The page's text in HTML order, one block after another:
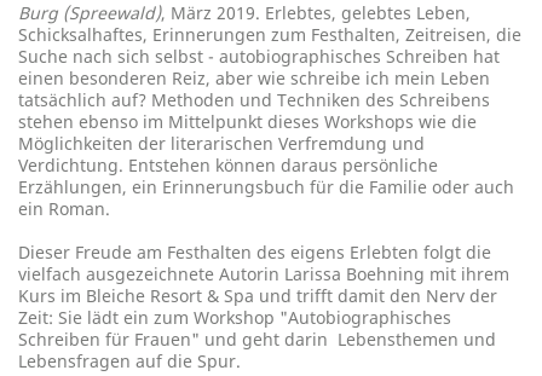
Burg (Spreewald), März 2019. Erlebtes, gelebtes Leben,
Schicksalhaftes, Erinnerungen zum Festhalten, Zeitreisen, die
Suche nach sich selbst - autobiographisches Schreiben hat
einen besonderen Reiz, aber wie schreibe ich mein Leben
tatsächlich auf? Methoden und Techniken des Schreibens
stehen ebenso im Mittelpunkt dieses Workshops wie die
Möglichkeiten der literarischen Verfremdung und
Verdichtung. Entstehen können daraus persönliche
Erzählungen, ein Erinnerungsbuch für die Familie oder auch
ein Roman.
Dieser Freude am Festhalten des eigens Erlebten folgt die
vielfach ausgezeichnete Autorin Larissa Boehning mit ihrem
Kurs im Bleiche Resort & Spa und trifft damit den Nerv der
Zeit: Sie lädt ein zum Workshop "Autobiographisches
Schreiben für Frauen" und geht darin Lebensthemen und
Lebensfragen auf die Spur.